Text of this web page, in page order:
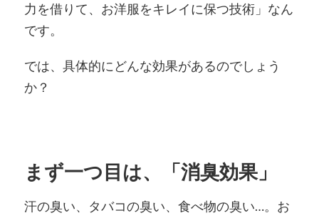
力を借りて、お洋服をキレイに保つ技術」なん
です。
では、具体的にどんな効果があるのでしょう
か？
まず一つ目は、「消臭効果」
汗の臭い、タバコの臭い、食べ物の臭い…。お